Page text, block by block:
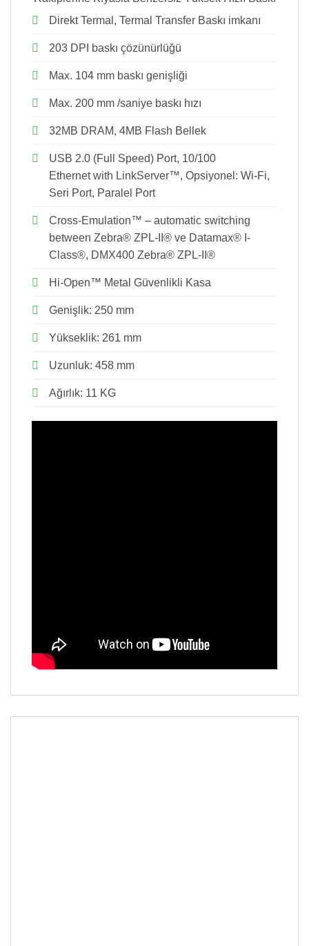
Direkt Termal, Termal Transfer Baskı imkanı
203 DPI baskı çözünürlüğü
Max. 104 mm baskı genişliği
Max. 200 mm /saniye baskı hızı
32MB DRAM, 4MB Flash Bellek
USB 2.0 (Full Speed) Port, 10/100
Ethernet with LinkServer™, Opsiyonel: Wi-Fi,
Seri Port, Paralel Port
Cross-Emulation™ – automatic switching
between Zebra® ZPL-II® ve Datamax® I-
Class®, DMX400 Zebra® ZPL-II®
Hi-Open™ Metal Güvenlikli Kasa
Genişlik: 250 mm
Yükseklik: 261 mm
Uzunluk: 458 mm
Ağırlık: 11 KG